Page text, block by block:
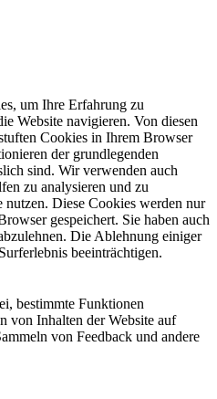
um Ihre Erfahrung zu
Website navigieren. Von diesen
Cookies in Ihrem Browser
der grundlegenden
sind. Wir verwenden auch
zu analysieren und zu
nutzen. Diese Cookies werden nur
gespeichert. Sie haben auch
Die Ablehnung einiger
beeinträchtigen.
bestimmte Funktionen
von Inhalten der Website auf
von Feedback und andere